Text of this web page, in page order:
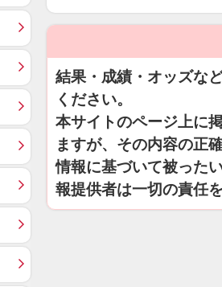
結果・成績・オッズな
ください。
本サイトのページ上に
ますが、その内容の正
情報に基づいて被った
報提供者は一切の責任